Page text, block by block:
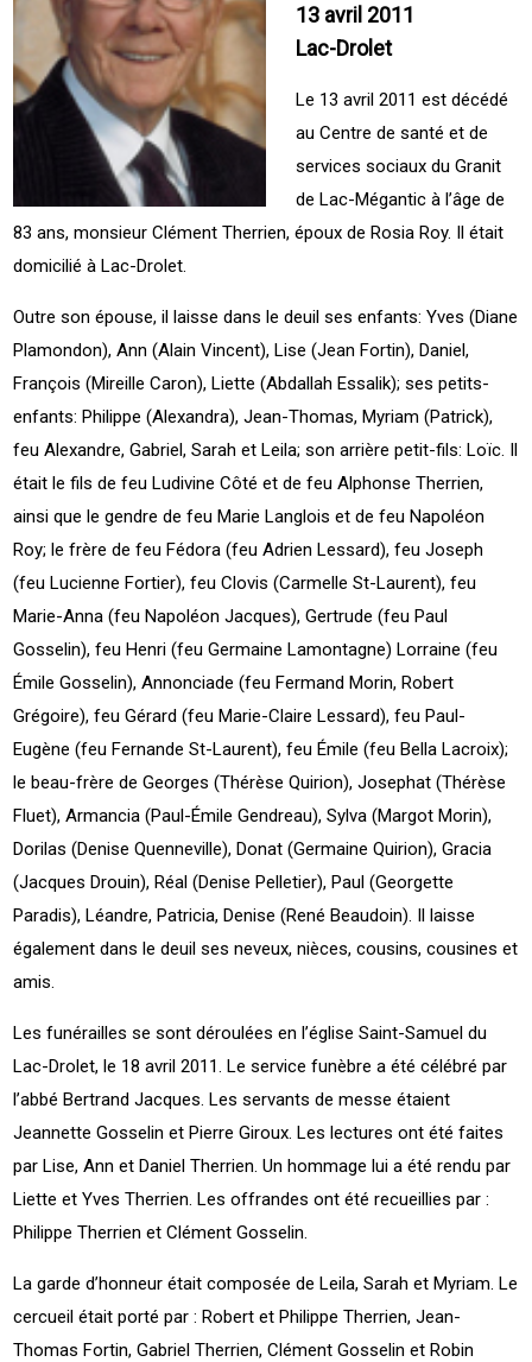
13 avril 2011
Lac-Drolet
Le 13 avril 2011 est décédé
au Centre de santé et de
services sociaux du Granit
de Lac-Mégantic à l’âge de
83 ans, monsieur Clément Therrien, époux de Rosia Roy. Il était
domicilié à Lac-Drolet.
Outre son épouse, il laisse dans le deuil ses enfants: Yves (Diane
Plamondon), Ann (Alain Vincent), Lise (Jean Fortin), Daniel,
François (Mireille Caron), Liette (Abdallah Essalik); ses petits-
enfants: Philippe (Alexandra), Jean-Thomas, Myriam (Patrick),
feu Alexandre, Gabriel, Sarah et Leila; son arrière petit-fils: Loïc. Il
était le fils de feu Ludivine Côté et de feu Alphonse Therrien,
ainsi que le gendre de feu Marie Langlois et de feu Napoléon
Roy; le frère de feu Fédora (feu Adrien Lessard), feu Joseph
(feu Lucienne Fortier), feu Clovis (Carmelle St-Laurent), feu
Marie-Anna (feu Napoléon Jacques), Gertrude (feu Paul
Gosselin), feu Henri (feu Germaine Lamontagne) Lorraine (feu
Émile Gosselin), Annonciade (feu Fermand Morin, Robert
Grégoire), feu Gérard (feu Marie-Claire Lessard), feu Paul-
Eugène (feu Fernande St-Laurent), feu Émile (feu Bella Lacroix);
le beau-frère de Georges (Thérèse Quirion), Josephat (Thérèse
Fluet), Armancia (Paul-Émile Gendreau), Sylva (Margot Morin),
Dorilas (Denise Quenneville), Donat (Germaine Quirion), Gracia
(Jacques Drouin), Réal (Denise Pelletier), Paul (Georgette
Paradis), Léandre, Patricia, Denise (René Beaudoin). Il laisse
également dans le deuil ses neveux, nièces, cousins, cousines et
amis.
Les funérailles se sont déroulées en l’église Saint-Samuel du
Lac-Drolet, le 18 avril 2011. Le service funèbre a été célébré par
l’abbé Bertrand Jacques. Les servants de messe étaient
Jeannette Gosselin et Pierre Giroux. Les lectures ont été faites
par Lise, Ann et Daniel Therrien. Un hommage lui a été rendu par
Liette et Yves Therrien. Les offrandes ont été recueillies par :
Philippe Therrien et Clément Gosselin.
La garde d’honneur était composée de Leila, Sarah et Myriam. Le
cercueil était porté par : Robert et Philippe Therrien, Jean-
Thomas Fortin, Gabriel Therrien, Clément Gosselin et Robin